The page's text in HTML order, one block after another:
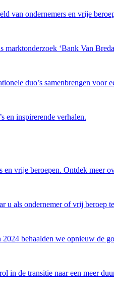
van ondernemers en vrije
‘Bank Van
duo’s samenbrengen voor
en inspirerende verhalen.
vrije beroepen. Ontdek meer
u als ondernemer of vrij beroep
behaalden we opnieuw de
in de transitie naar een meer